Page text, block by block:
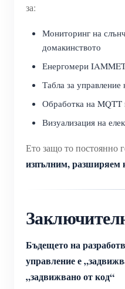
за:
Мониторинг на
домакинството
Енергомери
Табла за управление
Обработка на MQTT
Визуализация на
Ето защо то постоянно
изпълним, разширяем
Бъдещето на
управление е
„задвижвано от код“